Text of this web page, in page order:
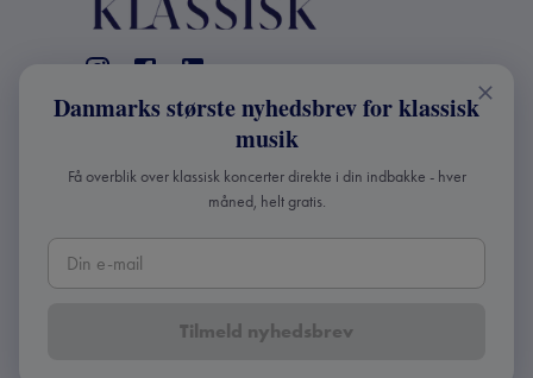
KONTAKT
info@liveklassisk.dk
Live Klassisk ApS
CVR 41507780
2026Live Klassisk •Fortroligheds- og
Danmarks største nyhedsbrev for klassisk
musik
Få overblik over klassisk koncerter direkte i din indbakke - hver
måned, helt gratis.
Tilmeld nyhedsbrev